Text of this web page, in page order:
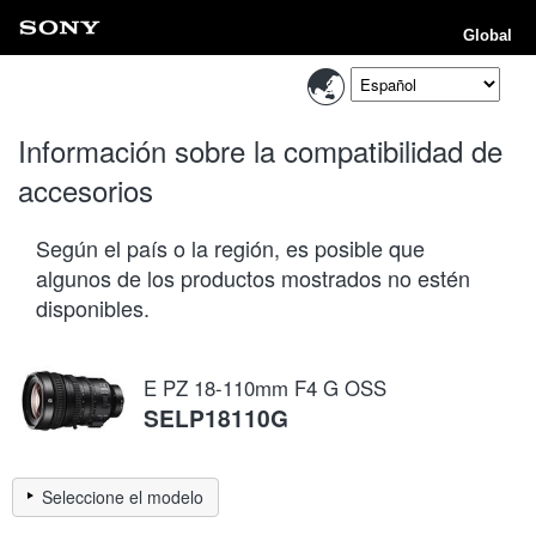
Global
Información sobre la compatibilidad de
accesorios
Según el país o la región, es posible que
algunos de los productos mostrados no estén
disponibles.
E PZ 18-110mm F4 G OSS
SELP18110G
Seleccione el modelo